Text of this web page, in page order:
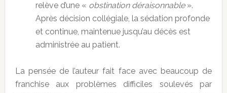
relève d’une « obstination déraisonnable ».
Après décision collégiale, la sédation profonde
et continue, maintenue jusqu’au décès est
administrée au patient.
La pensée de l’auteur fait face avec beaucoup de
franchise aux problèmes difficiles soulevés par